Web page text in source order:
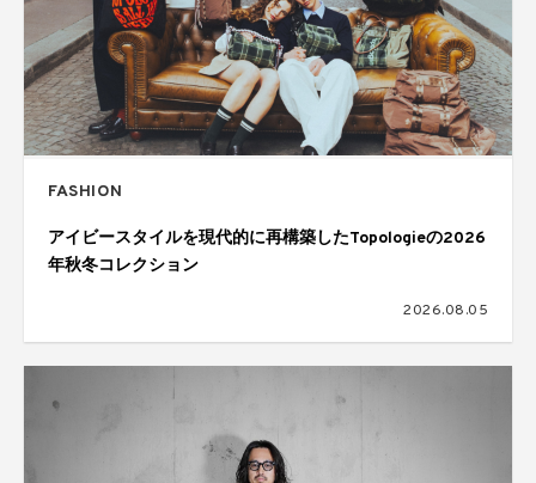
FASHION
アイビースタイルを現代的に再構築したTopologieの2026
年秋冬コレクション
2026.08.05